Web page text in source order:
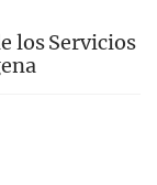
los Servicios